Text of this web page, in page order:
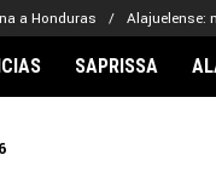
a Honduras Alajuelense:
SAPRISSA